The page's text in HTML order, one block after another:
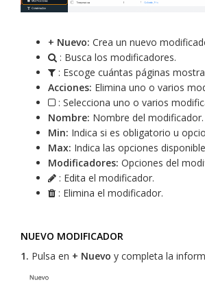
+ Nuevo: Crea un nuevo
: Busca los modificadores.
: Escoge cuántas páginas
Acciones: Elimina uno o varios
: Selecciona uno o varios
Nombre: Nombre del modificador.
Min: Indica si es obligatorio u
Max: Indica las opciones
Modificadores: Opciones del
: Edita el modificador.
: Elimina el modificador.
NUEVO MODIFICADOR
1. Pulsa en + Nuevo y completa la